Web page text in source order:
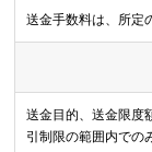
送金手数料は、所定
送金目的、送金限度
引制限の範囲内での